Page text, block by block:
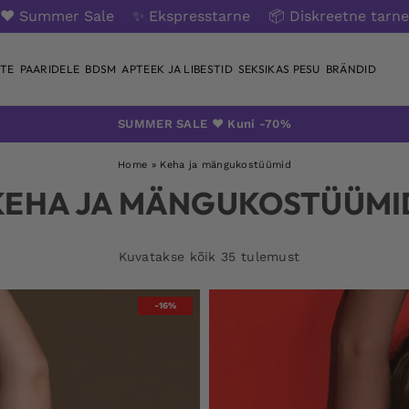
❤️ Summer Sale ✨ Ekspresstarne 📦 Diskreetne tarne
PAARIDELE BDSM APTEEK JA LIBESTID SEKSIKAS PESU BRÄNDID
SUMMER SALE ❤️ Kuni -70%
Home » Keha ja mängukostüümid
JA
Kuvatakse kõik 35 tulemust
-16%